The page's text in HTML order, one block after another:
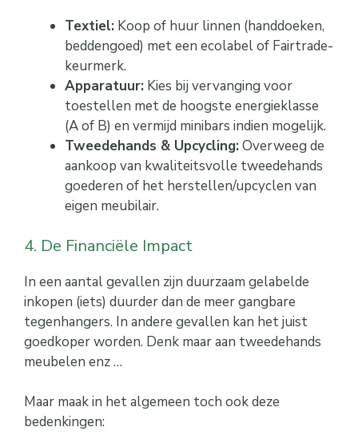
Textiel: Koop of huur linnen (handdoeken,
beddengoed) met een ecolabel of Fairtrade-
keurmerk.
Apparatuur: Kies bij vervanging voor
toestellen met de hoogste energieklasse
(A of B) en vermijd minibars indien mogelijk.
Tweedehands & Upcycling:Overweeg de
aankoop van kwaliteitsvolle tweedehands
goederen of het herstellen/upcyclen van
eigen meubilair.
4. De Financiële Impact
In een aantal gevallen zijn duurzaam gelabelde
inkopen (iets) duurder dan de meer gangbare
tegenhangers. In andere gevallen kan het juist
goedkoper worden. Denk maar aan tweedehands
meubelen enz …
Maar maak in het algemeen toch ook deze
bedenkingen: